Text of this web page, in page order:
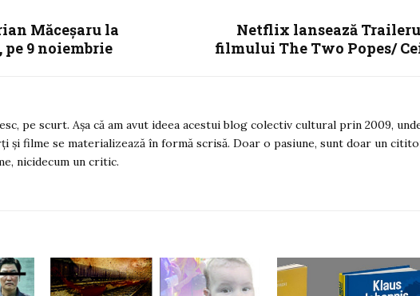
Măceșaru la
9 noiembrie
Netflix lansează
filmului The Two Popes/
pe scurt. Așa că am avut ideea acestui blog colectiv cultural prin 2009,
și filme se materializează în formă scrisă. Doar o pasiune, sunt doar un
nicidecum un critic.